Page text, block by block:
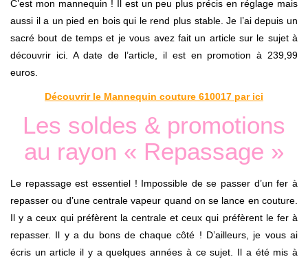
C’est mon mannequin ! Il est un peu plus précis en réglage mais
aussi il a un pied en bois qui le rend plus stable. Je l’ai depuis un
sacré bout de temps et je vous avez fait un article sur le sujet à
découvrir ici. A date de l’article, il est en promotion à 239,99
euros.
Découvrir le Mannequin couture 610017 par ici
Les soldes & promotions
au rayon « Repassage »
Le repassage est essentiel ! Impossible de se passer d’un fer à
repasser ou d’une centrale vapeur quand on se lance en couture.
Il y a ceux qui préfèrent la centrale et ceux qui préfèrent le fer à
repasser. Il y a du bons de chaque côté ! D’ailleurs, je vous ai
écris un article il y a quelques années à ce sujet. Il a été mis à